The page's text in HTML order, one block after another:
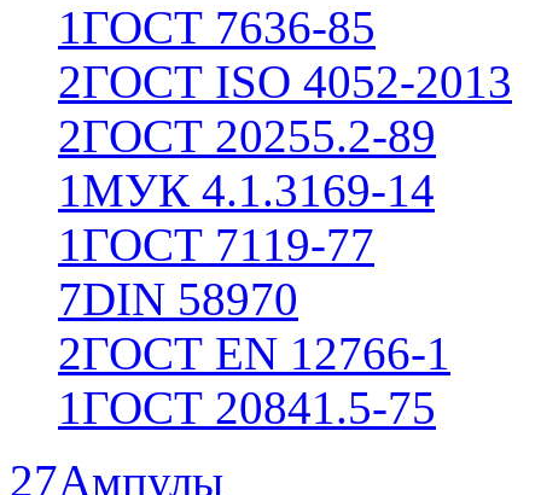
1ГОСТ 7636-85
2ГОСТ ISO 4052-2013
2ГОСТ 20255.2-89
1МУК 4.1.3169-14
1ГОСТ 7119-77
7DIN 58970
2ГОСТ EN 12766-1
1ГОСТ 20841.5-75
27Ампулы